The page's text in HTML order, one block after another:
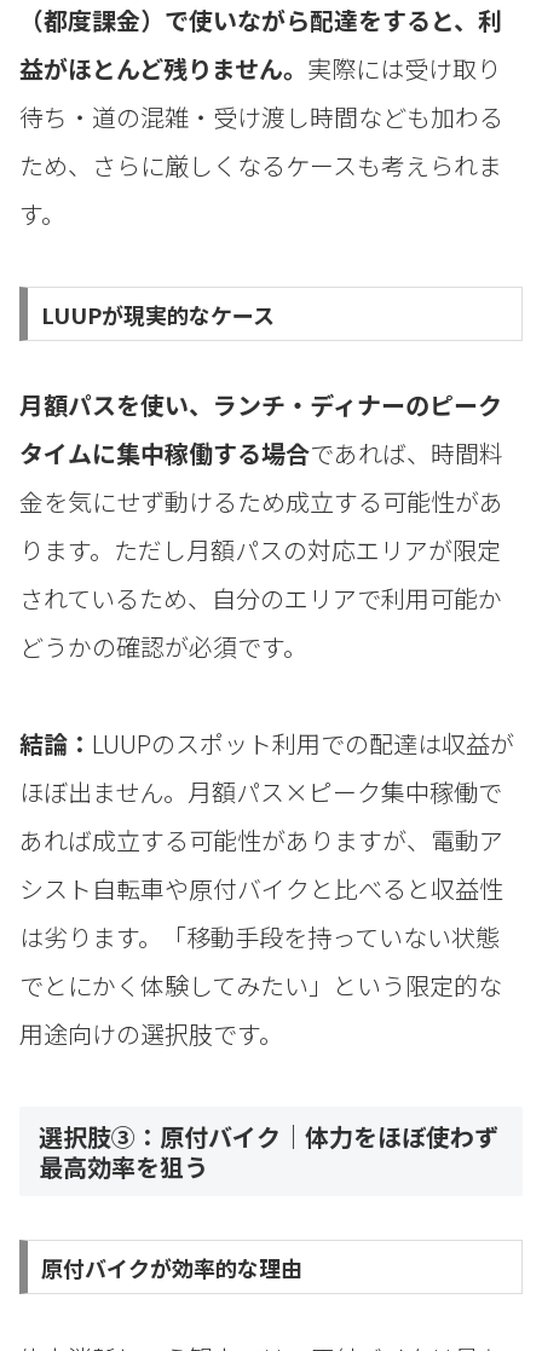
（都度課金）で使いながら配達をすると、利
益がほとんど残りません。 実際には受け取り
待ち・道の混雑・受け渡し時間なども加わる
ため、さらに厳しくなるケースも考えられま
す。
LUUPが現実的なケース
月額パスを使い、ランチ・ディナーのピーク
タイムに集中稼働する場合であれば、時間料
金を気にせず動けるため成立する可能性があ
ります。ただし月額パスの対応エリアが限定
されているため、自分のエリアで利用可能か
どうかの確認が必須です。
結論： LUUPのスポット利用での配達は収益が
ほぼ出ません。月額パス×ピーク集中稼働で
あれば成立する可能性がありますが、電動ア
シスト自転車や原付バイクと比べると収益性
は劣ります。「移動手段を持っていない状態
でとにかく体験してみたい」という限定的な
用途向けの選択肢です。
選択肢③：原付バイク｜体力をほぼ使わず
最高効率を狙う
原付バイクが効率的な理由